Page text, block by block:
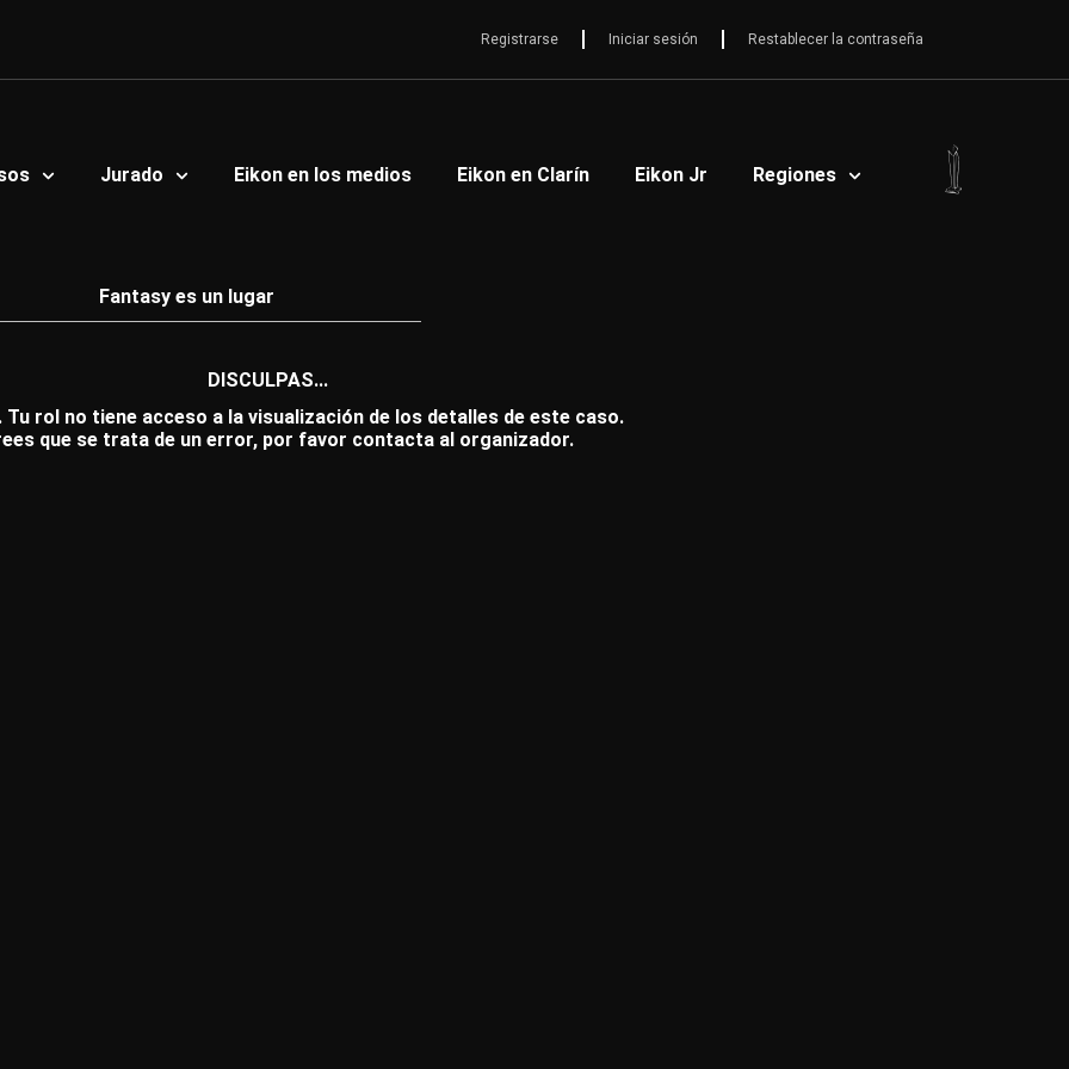
Registrarse Iniciar sesión Restablecer la contraseña
Jurado Eikon en los medios Eikon en Clarín Eikon Jr Regiones
Fantasy es un lugar
DISCULPAS...
Tu rol no tiene acceso a la visualización de los detalles de este caso.
que se trata de un error, por favor contacta al organizador.